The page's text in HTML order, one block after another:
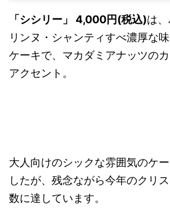
「シシリー」 4,000円(税込)は
リンヌ・シャンティすべ濃厚な
ケーキで、マカダミアナッツの
アクセント。
大人向けのシックな雰囲気のケ
したが、残念ながら今年のクリ
数に達しています。